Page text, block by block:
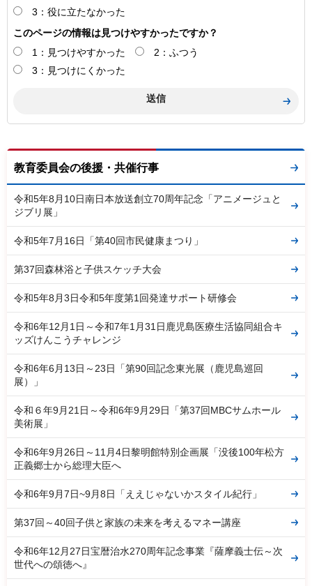
3：役に立たなかった
このページの情報は見つけやすかったですか？
1：見つけやすかった
2：ふつう
3：見つけにくかった
教育委員会の後援・共催行事
令和5年8月10日南日本放送創立70周年記念「アニメージュと
ジブリ展」
令和5年7月16日「第40回市民健康まつり」
第37回森林浴と子供スケッチ大会
令和5年8月3日令和5年度第1回発達サポート研修会
令和6年12月1日～令和7年1月31日鹿児島医療生活協同組合キ
ッズけんこうチャレンジ
令和6年6月13日～23日「第90回記念東光展（鹿児島巡回
展）」
令和６年9月21日～令和6年9月29日「第37回MBCサムホール
美術展」
令和6年9月26日～11月4日黎明館特別企画展「没後100年松方
正義郷士から総理大臣へ
令和6年9月7日~9月8日「ええじゃないかスタイル紀行」
第37回～40回子供と家族の未来を考えるマネー講座
令和6年12月27日宝暦治水270周年記念事業『薩摩義士伝～次
世代への頌徳へ』